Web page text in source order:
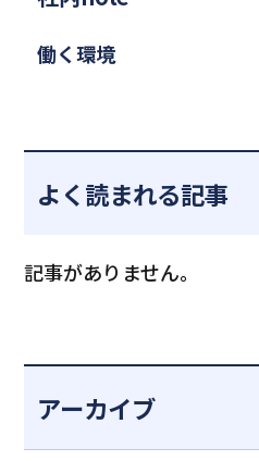
働く環境
よく読まれる記事
記事がありません。
アーカイブ